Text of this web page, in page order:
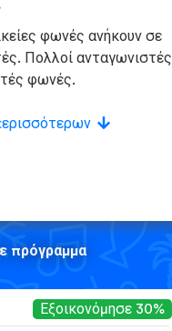
φωνές ανήκουν σε
Πολλοί ανταγωνιστές
φωνές.
πρόγραμμα
Εξοικονόμησε 30%